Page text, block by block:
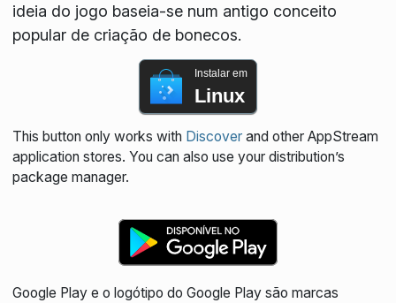
ideia do jogo baseia-se num antigo conceito
popular de criação de bonecos.
Instalar em
Linux
This button only works with Discoverand other AppStream
application stores. You can also use your distribution’s
package manager.
Google Play e o logótipo do Google Play são marcas